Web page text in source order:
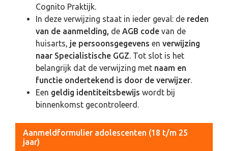
Cognito Praktijk.
In deze verwijzing staat in ieder geval: de reden
van de aanmelding, de AGB code van de
huisarts, je persoonsgegevens en verwijzing
naar Specialistische GGZ. Tot slot is het
belangrijk dat de verwijzing met naam en
functie ondertekend is door de verwijzer.
Een geldig identiteitsbewijs wordt bij
binnenkomst gecontroleerd.
Aanmeldformulier adolescenten (18 t/m 25
jaar)